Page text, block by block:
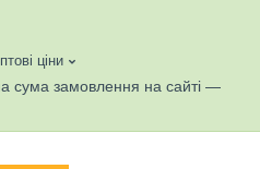
ціни
сума замовлення на сайті —